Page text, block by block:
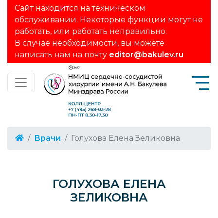
Сайт находится на техническом
обслуживании. Некоторые функции могут не
работать, или работать неправильно.
В случае необходимости, вы можете
написать нам на почту editor@bakulev.ru
Врачи Голухова Елена Зеликовна
ГОЛУХОВА ЕЛЕНА
ЗЕЛИКОВНА